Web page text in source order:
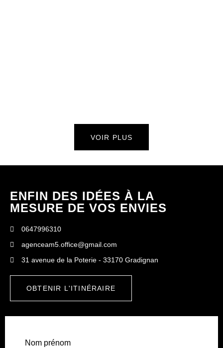
VOIR PLUS
ENFIN DES IDÉES À LA
MESURE DE VOS ENVIES
0647996310
agenceam5.office@gmail.com
31 avenue de la Poterie - 33170 Gradignan
OBTENIR L'ITINÉRAIRE
Nom prénom